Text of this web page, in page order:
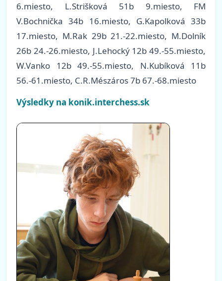
6.miesto, L.Strišková 51b 9.miesto, FM
V.Bochnička 34b 16.miesto, G.Kapolková 33b
17.miesto, M.Rak 29b 21.-22.miesto, M.Dolník
26b 24.-26.miesto, J.Lehocký 12b 49.-55.miesto,
W.Vanko 12b 49.-55.miesto, N.Kubíková 11b
56.-61.miesto, C.R.Mészáros 7b 67.-68.miesto
Výsledky na konik.interchess.sk